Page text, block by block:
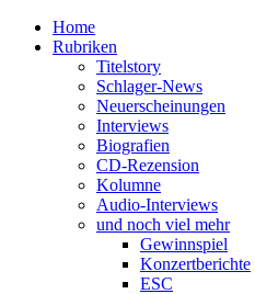
Home
Rubriken
Titelstory
Schlager-News
Neuerscheinungen
Interviews
Biografien
CD-Rezension
Kolumne
Audio-Interviews
und noch viel mehr
Gewinnspiel
Konzertberichte
ESC